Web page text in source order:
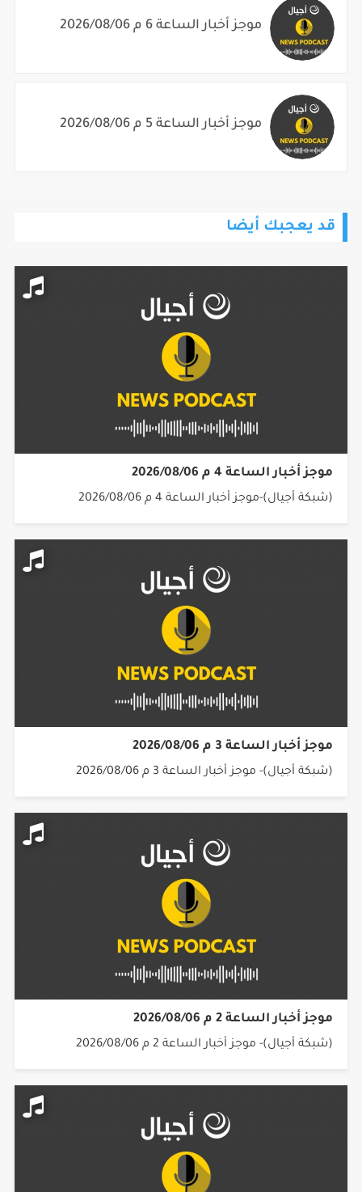
موجز أخبار الساعة 6 م 2026/08/06
موجز أخبار الساعة 5 م 2026/08/06
قد يعجبك أيضا
موجز أخبار الساعة 4 م 2026/08/06
(شبكة أجيال)-موجز أخبار الساعة 4 م 2026/08/06
موجز أخبار الساعة 3 م 2026/08/06
(شبكة أجيال)- موجز أخبار الساعة 3 م 2026/08/06
موجز أخبار الساعة 2 م 2026/08/06
(شبكة أجيال)- موجز أخبار الساعة 2 م 2026/08/06